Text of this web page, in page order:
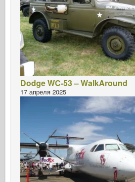
Dodge WC-53 – WalkAround
17 апреля 2025